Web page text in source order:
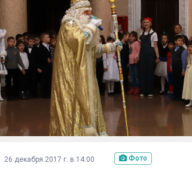
26 декабря 2017 г. в 14:00 Фото